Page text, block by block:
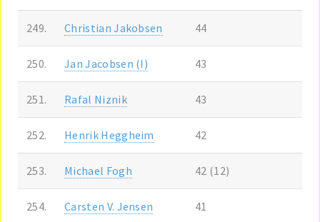
249. Christian Jakobsen 44
250. Jan Jacobsen (I) 43
251. Rafal Niznik 43
252. Henrik Heggheim 42
253. Michael Fogh 42 (12)
254. Carsten V. Jensen 41